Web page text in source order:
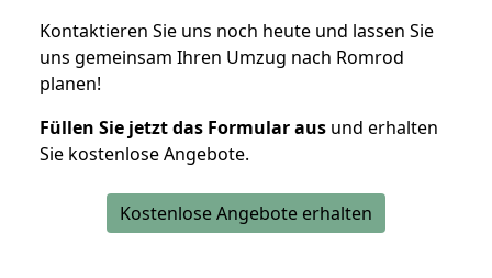
Kontaktieren Sie uns noch heute und lassen Sie
uns gemeinsam Ihren Umzug nach Romrod
planen!
Füllen Sie jetzt das Formular aus und erhalten
Sie kostenlose Angebote.
Kostenlose Angebote erhalten